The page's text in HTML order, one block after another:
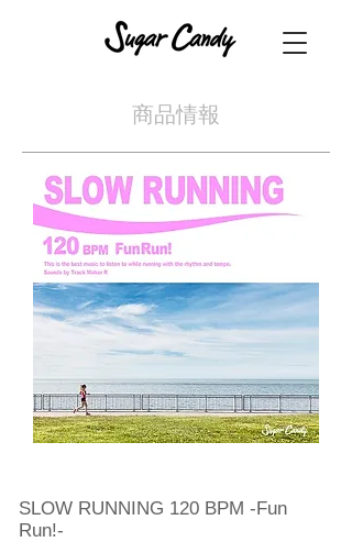
​商品情報
SLOW RUNNING 120 BPM -Fun
Run!-